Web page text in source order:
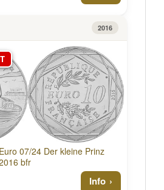
2016
07/24 Der kleine Prinz
bfr
Info